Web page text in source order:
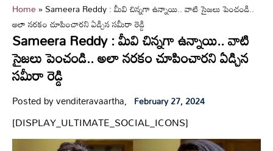
Home»Sameera Reddy : మీవి చిన్నగా ఉన్నాయి.. వాటి సైజలు పెంచండి..
అలా నరకం చూపించారని ఏడ్చిన సమీరా రెడ్డి
Sameera Reddy : మీవి చిన్నగా ఉన్నాయి.. వాటి
సైజలు పెంచండి.. అలా నరకం చూపించారని ఏడ్చిన
సమీరా రెడ్డి
Posted by venditeravaartha, February 27, 2024
[DISPLAY_ULTIMATE_SOCIAL_ICONS]